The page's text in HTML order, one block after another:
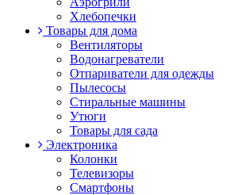
Хлебопечки
Товары для дома
Вентиляторы
Водонагреватели
Отпариватели для одежды
Пылесосы
Стиральные машины
Утюги
Товары для сада
Электроника
Колонки
Телевизоры
Смартфоны